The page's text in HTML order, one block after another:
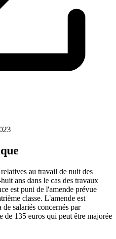
au travail de nuit des
ans dans le cas des travaux
est puni de l'amende prévue
classe. L'amende est
salariés concernés par
135 euros qui peut être majorée